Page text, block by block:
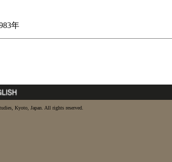
年
Kyoto, Japan. All rights reserved.